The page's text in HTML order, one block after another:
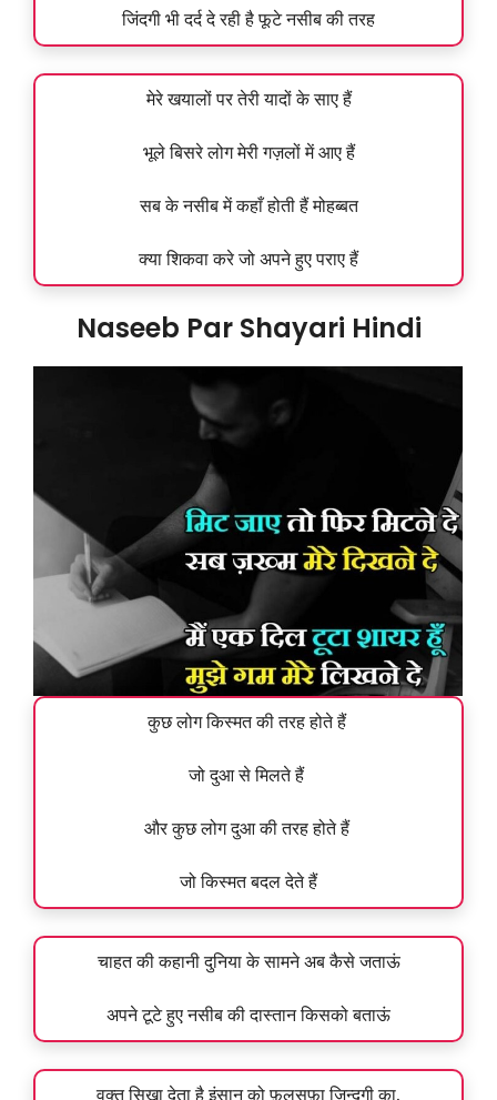
जिंदगी भी दर्द दे रही है फूटे नसीब की तरह
मेरे खयालों पर तेरी यादों के साए हैं
भूले बिसरे लोग मेरी गज़लों में आए हैं
सब के नसीब में कहाँ होती हैं मोहब्बत
क्या शिकवा करे जो अपने हुए पराए हैं
Naseeb Par Shayari Hindi
कुछ लोग किस्मत की तरह होते हैं
जो दुआ से मिलते हैं
और कुछ लोग दुआ की तरह होते हैं
जो किस्मत बदल देते हैं
चाहत की कहानी दुनिया के सामने अब कैसे जताऊं
अपने टूटे हुए नसीब की दास्तान किसको बताऊं